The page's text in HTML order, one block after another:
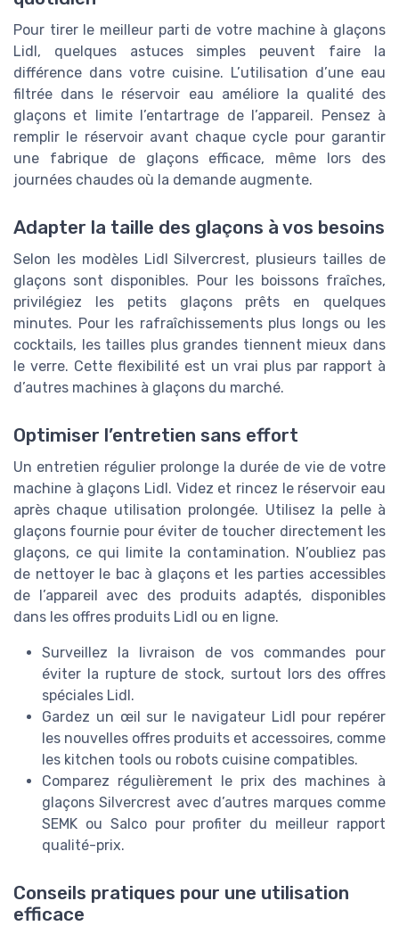
Pour tirer le meilleur parti de votre machine à glaçons
Lidl, quelques astuces simples peuvent faire la
différence dans votre cuisine. L’utilisation d’une eau
filtrée dans le réservoir eau améliore la qualité des
glaçons et limite l’entartrage de l’appareil. Pensez à
remplir le réservoir avant chaque cycle pour garantir
une fabrique de glaçons efficace, même lors des
journées chaudes où la demande augmente.
Adapter la taille des glaçons à vos besoins
Selon les modèles Lidl Silvercrest, plusieurs tailles de
glaçons sont disponibles. Pour les boissons fraîches,
privilégiez les petits glaçons prêts en quelques
minutes. Pour les rafraîchissements plus longs ou les
cocktails, les tailles plus grandes tiennent mieux dans
le verre. Cette flexibilité est un vrai plus par rapport à
d’autres machines à glaçons du marché.
Optimiser l’entretien sans effort
Un entretien régulier prolonge la durée de vie de votre
machine à glaçons Lidl. Videz et rincez le réservoir eau
après chaque utilisation prolongée. Utilisez la pelle à
glaçons fournie pour éviter de toucher directement les
glaçons, ce qui limite la contamination. N’oubliez pas
de nettoyer le bac à glaçons et les parties accessibles
de l’appareil avec des produits adaptés, disponibles
dans les offres produits Lidl ou en ligne.
Surveillez la livraison de vos commandes pour
éviter la rupture de stock, surtout lors des offres
spéciales Lidl.
Gardez un œil sur le navigateur Lidl pour repérer
les nouvelles offres produits et accessoires, comme
les kitchen tools ou robots cuisine compatibles.
Comparez régulièrement le prix des machines à
glaçons Silvercrest avec d’autres marques comme
SEMK ou Salco pour profiter du meilleur rapport
qualité-prix.
Conseils pratiques pour une utilisation
efficace